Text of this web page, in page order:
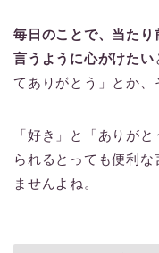
毎日のことで、当た
言うように心がけたい
てありがとう」とか、
「好き」と「ありが
られるとっても便利
ませんよね。